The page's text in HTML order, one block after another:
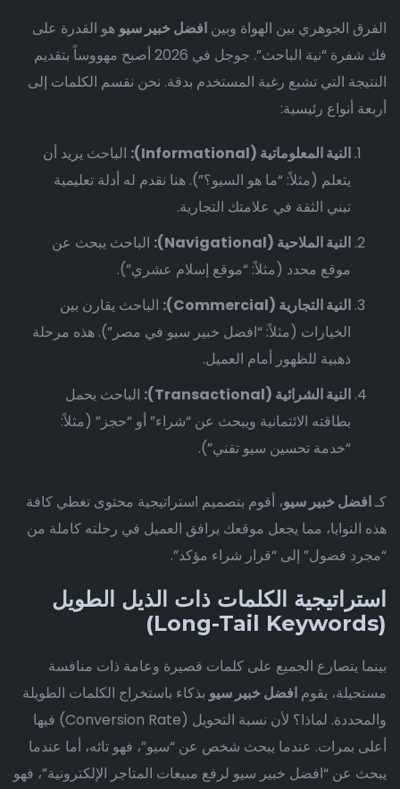
الفرق الجوهري بين الهواة وبين افضل خبير سيو هو القدرة على
فك شفرة “نية الباحث”. جوجل في 2026 أصبح مهووساً بتقديم
النتيجة التي تشبع رغبة المستخدم بدقة. نحن نقسم الكلمات إلى
أربعة أنواع رئيسية:
النية المعلوماتية (Informational):
الباحث يريد أن
يتعلم (مثلاً: “ما هو السيو؟”). هنا نقدم له أدلة تعليمية
تبني الثقة في علامتك التجارية.
النية الملاحية (Navigational):
الباحث يبحث عن
موقع محدد (مثلاً: “موقع إسلام عشري”).
النية التجارية (Commercial):
الباحث يقارن بين
الخيارات (مثلاً: “افضل خبير سيو في مصر”). هذه مرحلة
ذهبية للظهور أمام العميل.
النية الشرائية (Transactional):
الباحث يحمل
بطاقته الائتمانية ويبحث عن “شراء” أو “حجز” (مثلاً:
“خدمة تحسين سيو تقني”).
كـافضل خبير سيو، أقوم بتصميم استراتيجية محتوى تغطي كافة
هذه النوايا، مما يجعل موقعك يرافق العميل في رحلته كاملة من
“مجرد فضول” إلى “قرار شراء مؤكد”.
استراتيجية الكلمات ذات الذيل الطويل
(Long-Tail Keywords)
بينما يتصارع الجميع على كلمات قصيرة وعامة ذات منافسة
مستحيلة، يقوم افضل خبير سيو بذكاء باستخراج الكلمات الطويلة
والمحددة. لماذا؟ لأن نسبة التحويل (Conversion Rate) فيها
أعلى بمرات. عندما يبحث شخص عن “سيو”، فهو تائه، أما عندما
يبحث عن “افضل خبير سيو لرفع مبيعات المتاجر الإلكترونية”، فهو